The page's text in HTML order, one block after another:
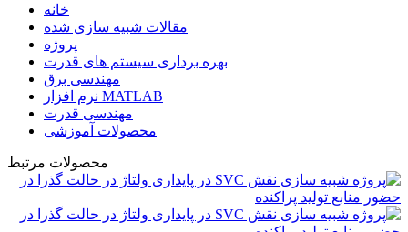
خانه
مقالات شبیه سازی شده
پروژه
بهره برداری سیستم های قدرت
مهندسی برق
نرم افزار MATLAB
مهندسی قدرت
محصولات آموزشی
محصولات مرتبط